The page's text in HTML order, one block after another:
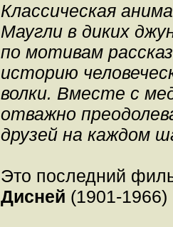
Классическая
Маугли в диких
по мотивам
историю
волки. Вместе с
отважно
друзей на каждом
Это последний
Дисней (1901-